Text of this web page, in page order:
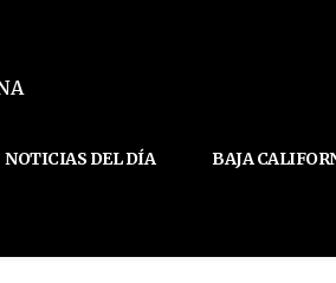
NOTICIAS DEL DÍA BAJA